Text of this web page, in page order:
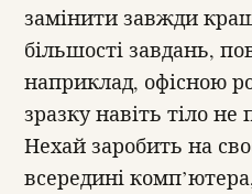
замінити завжди
більшості завдань,
наприклад, офісною
зразку навіть тіло не
Нехай заробить на
всередині